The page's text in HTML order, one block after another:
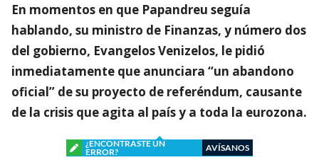
En momentos en que Papandreu seguía
hablando, su ministro de Finanzas, y número dos
del gobierno, Evangelos Venizelos, le pidió
inmediatamente que anunciara “un abandono
oficial” de su proyecto de referéndum, causante
de la crisis que agita al país y a toda la eurozona.
¿ENCONTRASTE UN
ERROR?
AVÍSANOS